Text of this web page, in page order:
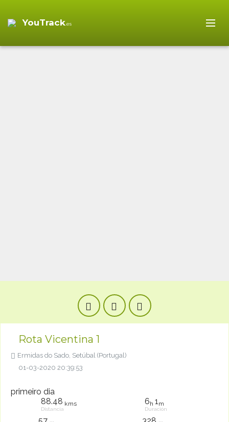
YouTrack.es
Rota Vicentina 1
Ermidas do Sado, Setúbal (Portugal)
01-03-2020 20:39:53
primeiro dia
88.48 kms
Distancia
6h 1m
Duración